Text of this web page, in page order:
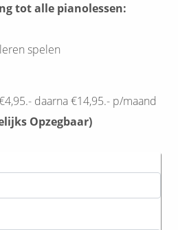
tot alle pianolessen:
spelen
daarna €14,95.- p/maand
Opzegbaar)